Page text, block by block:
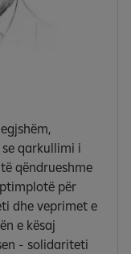
qarkullimi i
qëndrueshme
për
dhe veprimet e
e kësaj
- solidariteti